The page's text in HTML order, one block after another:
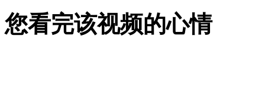
山西运城恶犬咬伤多人 警民合力深夜将其击毙
您看完该视频的心情